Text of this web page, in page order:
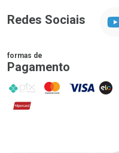
Redes Sociais
formas de
Pagamento
PIX MasterCard
VISA ELO
Hipercard